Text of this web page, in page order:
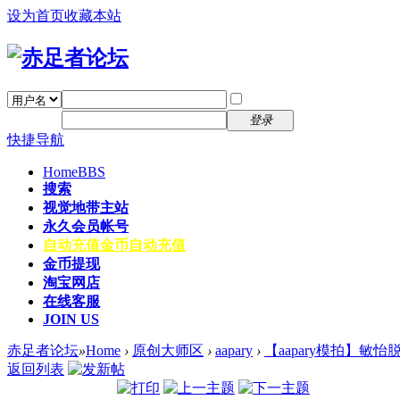
设为首页收藏本站
登录
快捷导航
HomeBBS
搜索
视觉地带主站
永久会员帐号
自动充值金币自动充值
金币提现
淘宝网店
在线客服
JOIN US
赤足者论坛»Home › 原创大师区 › aapary ›
【aapary模拍】敏怡
返回列表